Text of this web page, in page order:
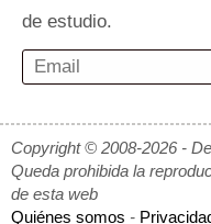
de estudio.
Copyright © 2008-2026 -
Queda prohibida la
de esta web
Quiénes somos -